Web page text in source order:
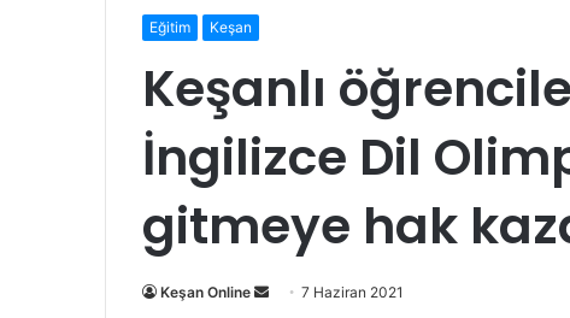
Eğitim Keşan
Keşanlı
İngilizce Dil
gitmeye hak
Keşan Online
Bir
7 Haziran 2021